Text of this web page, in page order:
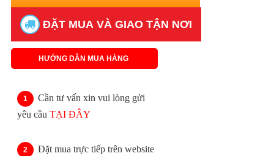
ĐẶT MUA VÀ GIAO TẬN NƠI
HƯỚNG DẪN MUA HÀNG
Cần tư vấn xin vui lòng gửi
yêu cầu TẠI ĐÂY
Đặt mua trực tiếp trên website